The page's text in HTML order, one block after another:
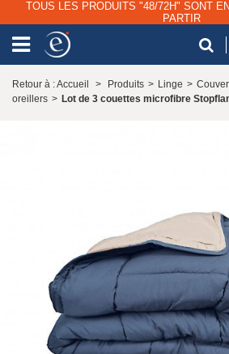
TOUS LES PRODUITS "48/72H" SONT
PARTIR
Retour à : Accueil > Produits > Linge >
oreillers > Lot de 3 couettes microfibre